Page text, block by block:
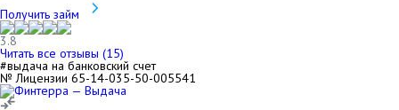
Получить займ
3.8
Читать все отзывы (15)
#выдача на банковский счет
№ Лицензии 65-14-035-50-005541